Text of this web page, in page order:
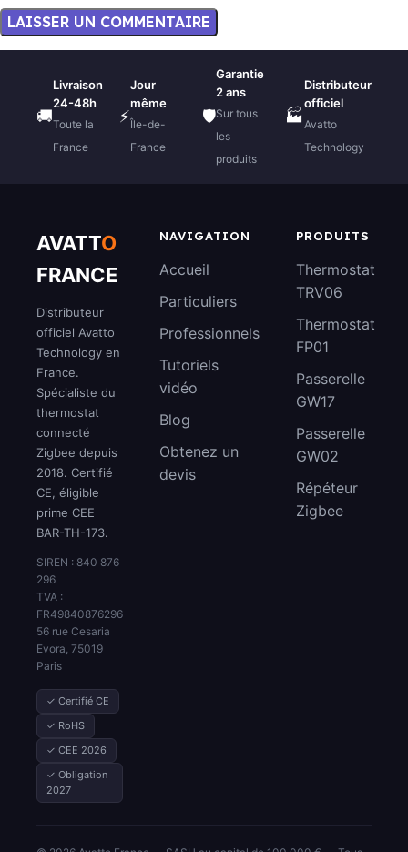
🚚
Livraison
24-48h
Toute la
France
⚡
Jour
même
Île-de-
France
🛡️
Garantie
2 ans
Sur tous
les
produits
🏭
Distributeur
officiel
Avatto
Technology
AVATTO
FRANCE
Distributeur
officiel Avatto
Technology en
France.
Spécialiste du
thermostat
connecté
Zigbee depuis
2018. Certifié
CE, éligible
prime CEE
BAR-TH-173.
SIREN : 840 876
296
TVA :
FR49840876296
56 rue Cesaria
Evora, 75019
Paris
✓ Certifié CE
✓ RoHS
✓ CEE 2026
✓ Obligation
2027
NAVIGATION
Accueil
Particuliers
Professionnels
Tutoriels
vidéo
Blog
Obtenez un
devis
PRODUITS
Thermostat
TRV06
Thermostat
FP01
Passerelle
GW17
Passerelle
GW02
Répéteur
Zigbee